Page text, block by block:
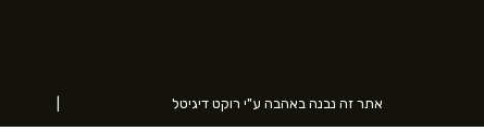
אתר זה נבנה באהבה ע"י רוקט דיגיטל